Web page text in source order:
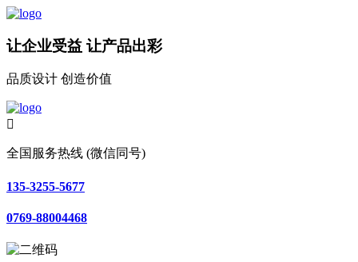
让企业受益 让产品出彩
品质设计 创造价值

全国服务热线 (微信同号)
135-3255-5677
0769-88004468